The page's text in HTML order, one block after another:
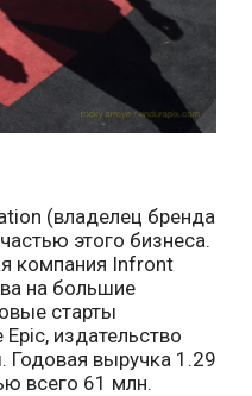
(владелец бренда
этого бизнеса.
компания Infront
на большие
старты
Epic, издательство
Годовая выручка 1.29
всего 61 млн.